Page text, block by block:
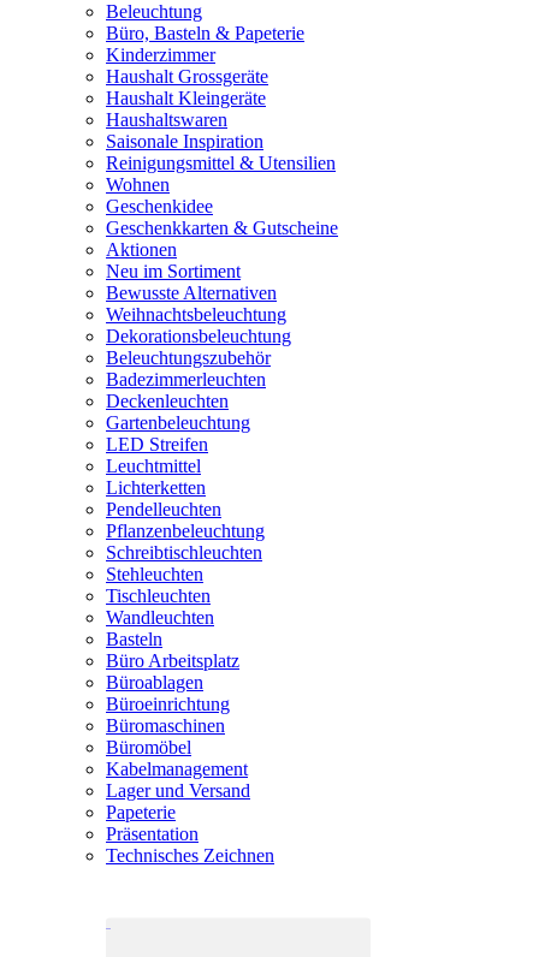
Beleuchtung
Büro, Basteln & Papeterie
Kinderzimmer
Haushalt Grossgeräte
Haushalt Kleingeräte
Haushaltswaren
Saisonale Inspiration
Reinigungsmittel & Utensilien
Wohnen
Geschenkidee
Geschenkkarten & Gutscheine
Aktionen
Neu im Sortiment
Bewusste Alternativen
Weihnachtsbeleuchtung
Dekorationsbeleuchtung
Beleuchtungszubehör
Badezimmerleuchten
Deckenleuchten
Gartenbeleuchtung
LED Streifen
Leuchtmittel
Lichterketten
Pendelleuchten
Pflanzenbeleuchtung
Schreibtischleuchten
Stehleuchten
Tischleuchten
Wandleuchten
Basteln
Büro Arbeitsplatz
Büroablagen
Büroeinrichtung
Büromaschinen
Büromöbel
Kabelmanagement
Lager und Versand
Papeterie
Präsentation
Technisches Zeichnen